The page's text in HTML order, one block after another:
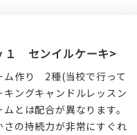
１ センイルケーキ>
ム作り 2種(当校で行って
キングキャンドルレッスン
とは配合が異なります。
さの持続力が非常にすぐれ